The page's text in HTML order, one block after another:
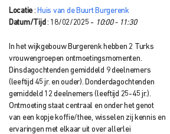
Locatie : Huis van de Buurt Burgerenk
Datum/Tijd : 18/02/2025 - 10:00 - 11:30
In het wijkgebouw Burgerenk hebben 2 Turks
vrouwengroepen ontmoetingsmomenten.
Dinsdagochtenden gemiddeld 9 deelnemers
(leeftijd 45 jr. en ouder). Donderdagochtenden
gemiddeld 12 deelnemers (leeftijd 25-45 jr.).
Ontmoeting staat centraal en onder het genot
van een kopje koffie/thee, wisselen zij kennis en
ervaringen met elkaar uit over allerlei